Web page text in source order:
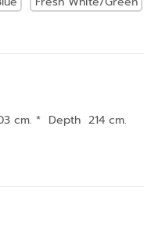
cm. * Depth 214 cm.